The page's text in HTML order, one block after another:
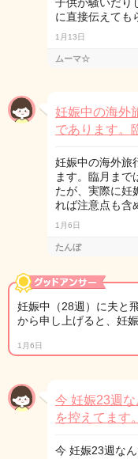
に直接伝えても
1月13日
ムーマ☆
妊娠中の海外
であります。
妊娠中の海外旅
ます。臨月まで
たが、実際に妊
れば注意点も含
1月6日
たんぼ
妊娠中（28週）に夫と
から申し上げると、妊
1月6日
今 妊娠23週
を控えてます
今 妊娠23週な